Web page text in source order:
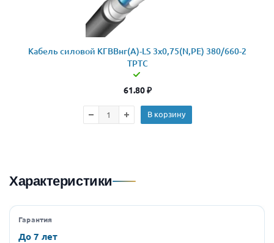
Кабель силовой КГВВнг(А)-LS 3х0,75(N,PE) 380/660-2
ТРТС
61.80₽
В корзину
Характеристики
Гарантия
До 7 лет